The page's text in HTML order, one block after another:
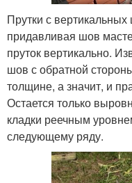
Прутки с
придавливая шов
пруток вертикально.
шов с обратной
толщине, а значит, и
Остается только
кладки реечным
следующему ряду.